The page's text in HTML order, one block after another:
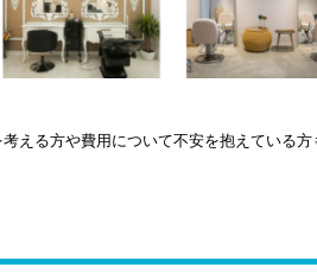
える方や費用について不安を抱えている方